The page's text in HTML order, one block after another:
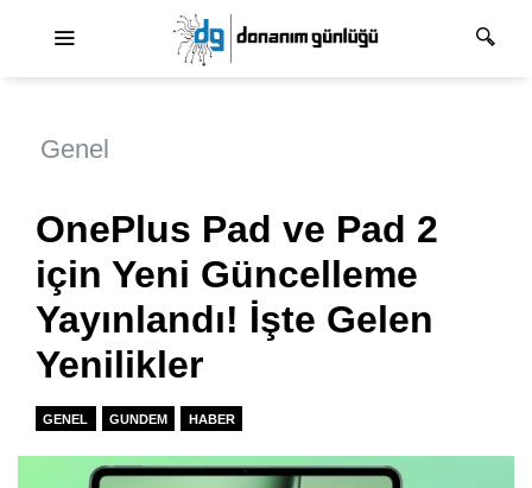
Genel
OnePlus Pad ve Pad 2
için Yeni Güncelleme
Yayınlandı! İşte Gelen
Yenilikler
GENEL GUNDEM HABER